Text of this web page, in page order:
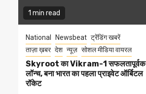
1 min read
National Newsbeat ट्रेंडिंग खबरें
ताज़ा ख़बर देश न्यूज़ सोशल मीडिया वायरल
Skyroot का Vikram-1 सफलतापूर्वक
लॉन्च, बना भारत का पहला प्राइवेट ऑर्बिटल
रॉकेट